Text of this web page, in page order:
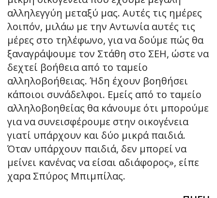
αλληλεγγύη μεταξύ μας. Αυτές τις ημέρες
λοιπόν, μιλάω με την Αντωνία αυτές τις
μέρες στο τηλέφωνο, για να δούμε πώς θα
ξαναγράψουμε τον Στάθη στο ΣΕΗ, ώστε να
δεχτεί βοήθεια από το ταμείο
αλληλοβοήθειας. Ήδη έχουν βοηθήσει
κάποιοι συνάδελφοι. Εμείς από το ταμείο
αλληλοβοηθείας θα κάνουμε ότι μπορούμε
για να συνεισφέρουμε στην οικογένεια
γιατί υπάρχουν και δύο μικρά παιδιά.
Όταν υπάρχουν παιδιά, δεν μπορεί να
μείνει κανένας να είσαι αδιάφορος», είπε
χαρα Σπύρος Μπιμπίλας.